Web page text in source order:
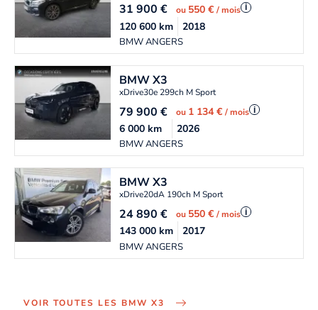
31 900€ ou 550 €/ mois i
BMW ANGERS
120 600km 2018
BMWX3
xDrive30e 299ch M Sport
79 900€ ou 1 134 €/ mois i
BMW ANGERS
6 000km 2026
BMWX3
xDrive20dA 190ch M Sport
24 890€ ou 550 €/ mois i
BMW ANGERS
143 000km 2017
VOIR TOUTES LES BMW X3